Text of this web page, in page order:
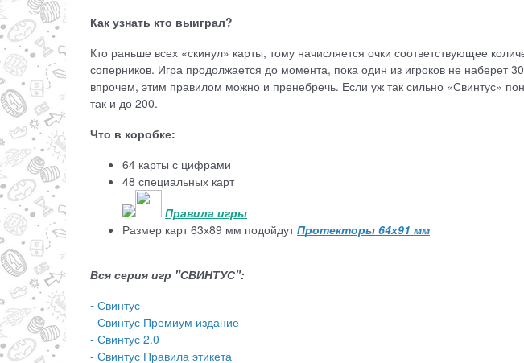
Как узнать кто выиграл?
Кто раньше всех «скинул» карты, тому начисляется очки соответствующее
соперников. Игра продолжается до момента, пока один из игроков не наберет
впрочем, этим правилом можно и пренебречь. Если уж так сильно «Свинтус»
так и до 200.
Что в коробке:
64 карты с цифрами
48 специальных карт
Правила игры
Размер карт 63х89 мм подойдутПротекторы 64х91 мм
Вся серия игр "СВИНТУС":
- Свинтус
- Свинтус Премиум издание
- Свинтус 2.0
- Свинтус Правила этикета